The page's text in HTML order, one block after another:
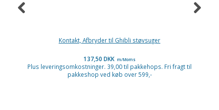
Kontakt, Afbryder til Ghibli støvsuger
137,50 DKK m/Moms
Plus leveringsomkostninger. 39,00 til pakkehops. Fri fragt til
pakkeshop ved køb over 599,-